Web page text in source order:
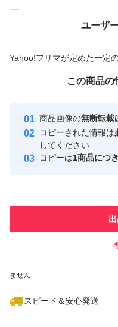
ユーザ
Yahoo!フリマが定めた一定
付与しています
安心取引出品者
取引実績
ません
スピード＆安心発送
価格の相談
この商品の
商品画像の無断転載
コピーされた情報は
してください
コピーは1商品につ
この商品をみている人に